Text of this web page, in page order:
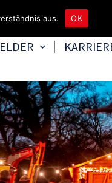
aus. OK